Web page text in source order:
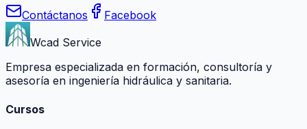
Contáctanos
Facebook
Wcad Service
Empresa especializada en formación, consultoría y
asesoría en ingeniería hidráulica y sanitaria.
Cursos